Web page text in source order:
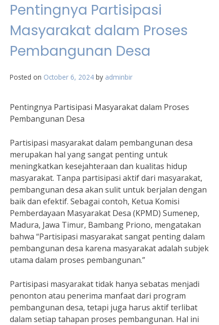
Pentingnya Partisipasi
Masyarakat dalam Proses
Pembangunan Desa
Posted on October 6, 2024 by adminbir
Pentingnya Partisipasi Masyarakat dalam Proses
Pembangunan Desa
Partisipasi masyarakat dalam pembangunan desa
merupakan hal yang sangat penting untuk
meningkatkan kesejahteraan dan kualitas hidup
masyarakat. Tanpa partisipasi aktif dari masyarakat,
pembangunan desa akan sulit untuk berjalan dengan
baik dan efektif. Sebagai contoh, Ketua Komisi
Pemberdayaan Masyarakat Desa (KPMD) Sumenep,
Madura, Jawa Timur, Bambang Priono, mengatakan
bahwa “Partisipasi masyarakat sangat penting dalam
pembangunan desa karena masyarakat adalah subjek
utama dalam proses pembangunan.”
Partisipasi masyarakat tidak hanya sebatas menjadi
penonton atau penerima manfaat dari program
pembangunan desa, tetapi juga harus aktif terlibat
dalam setiap tahapan proses pembangunan. Hal ini